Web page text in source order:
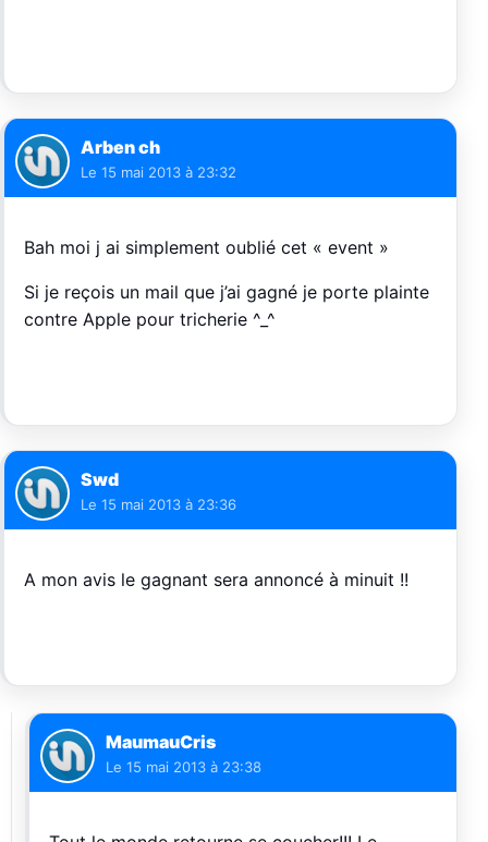
Arben ch
Le 15 mai 2013 à 23:32
Bah moi j ai simplement oublié cet « event »
Si je reçois un mail que j’ai gagné je porte plainte
contre Apple pour tricherie ^_^
Swd
Le 15 mai 2013 à 23:36
A mon avis le gagnant sera annoncé à minuit !!
MaumauCris
Le 15 mai 2013 à 23:38